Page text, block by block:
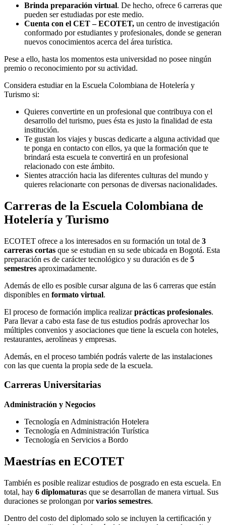
Brinda preparación virtual. De hecho, ofrece 6 carreras que
pueden ser estudiadas por este medio.
Cuenta con el CET – ECOTET, un centro de investigación
conformado por estudiantes y profesionales, donde se generan
nuevos conocimientos acerca del área turística.
Pese a ello, hasta los momentos esta universidad no posee ningún
premio o reconocimiento por su actividad.
Considera estudiar en la Escuela Colombiana de Hotelería y
Turismo si:
Quieres convertirte en un profesional que contribuya con el
desarrollo del turismo, pues ésta es justo la finalidad de esta
institución.
Te gustan los viajes y buscas dedicarte a alguna actividad que
te ponga en contacto con ellos, ya que la formación que te
brindará esta escuela te convertirá en un profesional
relacionado con este ámbito.
Sientes atracción hacia las diferentes culturas del mundo y
quieres relacionarte con personas de diversas nacionalidades.
Carreras de la Escuela Colombiana de
Hotelería y Turismo
ECOTET ofrece a los interesados en su formación un total de 3
carreras cortas que se estudian en su sede ubicada en Bogotá. Esta
preparación es de carácter tecnológico y su duración es de 5
semestres aproximadamente.
Además de ello es posible cursar alguna de las 6 carreras que están
disponibles en formato virtual.
El proceso de formación implica realizarprácticas profesionales.
Para llevar a cabo esta fase de tus estudios podrás aprovechar los
múltiples convenios y asociaciones que tiene la escuela con hoteles,
restaurantes, aerolíneas y empresas.
Además, en el proceso también podrás valerte de las instalaciones
con las que cuenta la propia sede de la escuela.
Carreras Universitarias
Administración y Negocios
Tecnología en Administración Hotelera
Tecnología en Administración Turística
Tecnología en Servicios a Bordo
Maestrías en ECOTET
También es posible realizar estudios de posgrado en esta escuela. En
total, hay 6 diplomaturas que se desarrollan de manera virtual. Sus
duraciones se prolongan porvarios semestres.
Dentro del costo del diplomado solo se incluyen la certificación y